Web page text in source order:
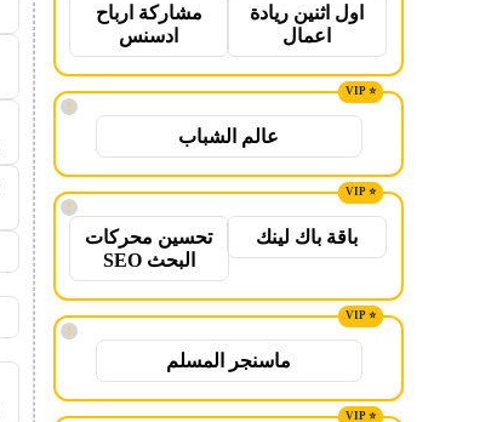
اول اثنين ريادة
اعمال
مشاركة ارباح
ادسنس
!
عالم الشباب
!
باقة باك لينك
تحسين محركات
البحث SEO
!
ماسنجر المسلم